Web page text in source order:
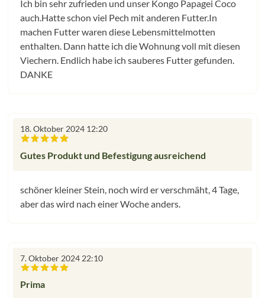
Ich bin sehr zufrieden und unser Kongo Papagei Coco
auch.Hatte schon viel Pech mit anderen Futter.In
machen Futter waren diese Lebensmittelmotten
enthalten. Dann hatte ich die Wohnung voll mit diesen
Viechern. Endlich habe ich sauberes Futter gefunden.
DANKE
18. Oktober 2024 12:20
Gutes Produkt und Befestigung ausreichend
schöner kleiner Stein, noch wird er verschmäht, 4 Tage,
aber das wird nach einer Woche anders.
7. Oktober 2024 22:10
Prima